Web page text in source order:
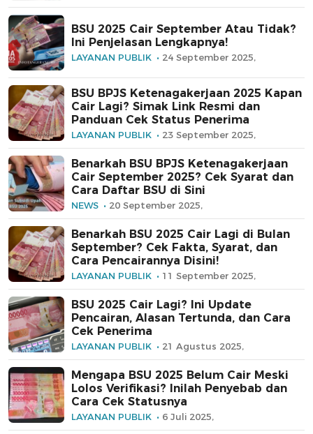
BSU 2025 Cair September Atau Tidak?
Ini Penjelasan Lengkapnya!
LAYANAN PUBLIK 24 September 2025,
BSU BPJS Ketenagakerjaan 2025 Kapan
Cair Lagi? Simak Link Resmi dan
Panduan Cek Status Penerima
LAYANAN PUBLIK 23 September 2025,
Benarkah BSU BPJS Ketenagakerjaan
Cair September 2025? Cek Syarat dan
Cara Daftar BSU di Sini
NEWS 20 September 2025,
Benarkah BSU 2025 Cair Lagi di Bulan
September? Cek Fakta, Syarat, dan
Cara Pencairannya Disini!
LAYANAN PUBLIK 11 September 2025,
BSU 2025 Cair Lagi? Ini Update
Pencairan, Alasan Tertunda, dan Cara
Cek Penerima
LAYANAN PUBLIK 21 Agustus 2025,
Mengapa BSU 2025 Belum Cair Meski
Lolos Verifikasi? Inilah Penyebab dan
Cara Cek Statusnya
LAYANAN PUBLIK 6 Juli 2025,